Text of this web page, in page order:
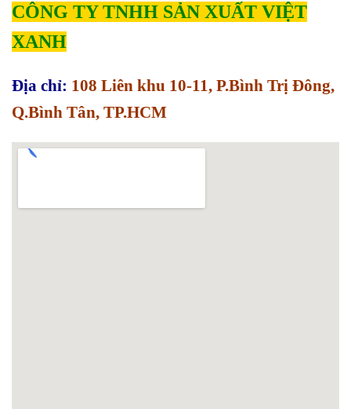
CÔNG TY TNHH SẢN XUẤT VIỆT
XANH
Địa chỉ: 108 Liên khu 10-11, P.Bình Trị Đông,
Q.Bình Tân, TP.HCM